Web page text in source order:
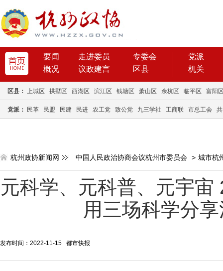
要闻 走进委员
专委会
概况
议政建言 区县
党派
机关
区县： 上城区 拱墅区 西湖区 滨江区 钱塘区 萧山区 余杭区 临平区 富阳
党派： 民革 民盟 民建 民进 农工党 致公党 九三学社 工商联 市总工会
杭州政协新闻网 中国人民政治协商会议杭州市委员会 > 城市杭
元科学、元科普、元宇
用三场科学分
发布时间：2022-11-15 都市快报